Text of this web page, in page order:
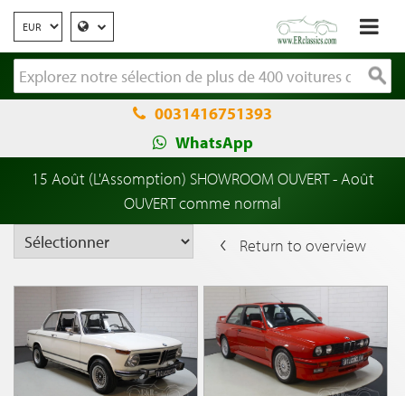
0031416751393
WhatsApp
15 Août (L'Assomption) SHOWROOM OUVERT - Août
OUVERT comme normal
Return to overview